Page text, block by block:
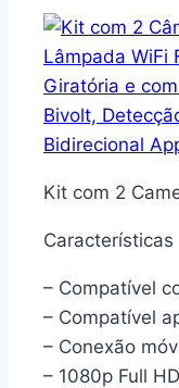
Kit com 2
Características
– Compatível
– Compatível
– Conexão
– 1080p Full